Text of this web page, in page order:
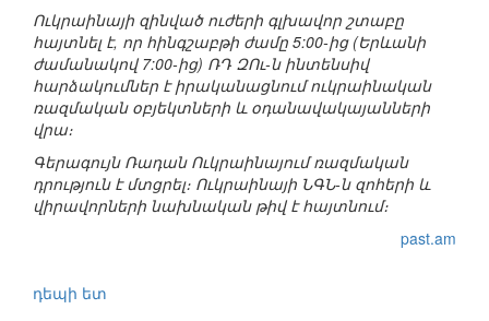
Ուկրաինայի զինված ուժերի գլխավոր շտաբը
հայտնել է, որ հինգշաբթի ժամը 5:00-ից (Երևանի
ժամանակով 7:00-ից) ՌԴ ԶՈւ-ն ինտենսիվ
հարձակումներ է իրականացնում ուկրաինական
ռազմական օբյեկտների և օդանավակայանների
վրա։
Գերագույն Ռադան Ուկրաինայում ռազմական
դրություն է մտցրել։ Ուկրաինայի ՆԳՆ-ն զոհերի և
վիրավորների նախնական թիվ է հայտնում։
past.am
դեպի ետ